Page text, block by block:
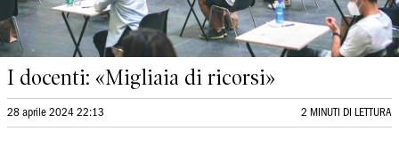
I docenti: «Migliaia di ricorsi»
28 aprile 2024 22:13 2 MINUTI DI LETTURA